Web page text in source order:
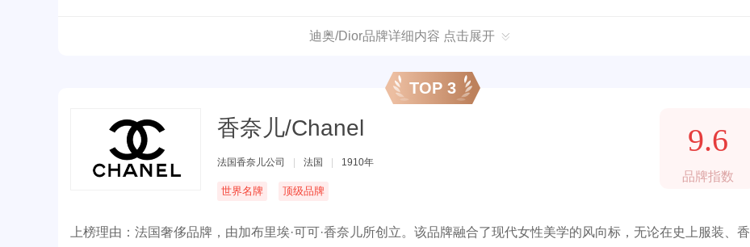
迪奥/Dior品牌详细内容 点击展开
TOP 3
香奈儿/Chanel
法国香奈儿公司 法国 1910年
世界名牌 顶级品牌
9.6
品牌指数
上榜理由：法国奢侈品牌，由加布里埃·可可·香奈儿所创立。该品牌融合了现代女性美学的风向标，无论在史上服装、香